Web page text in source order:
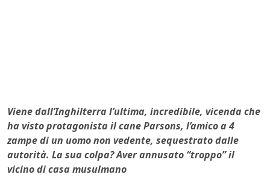
Viene dall’Inghilterra l’ultima, incredibile, vicenda che
ha visto protagonista il cane Parsons, l’amico a 4
zampe di un uomo non vedente, sequestrato dalle
autorità. La sua colpa? Aver annusato “troppo” il
vicino di casa musulmano